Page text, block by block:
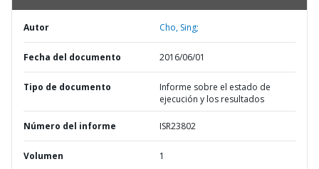
Autor Cho, Sing;
Fecha del documento 2016/06/01
Tipo de documento
Informe sobre el estado de
ejecución y los resultados
Número del informe ISR23802
Volumen 1